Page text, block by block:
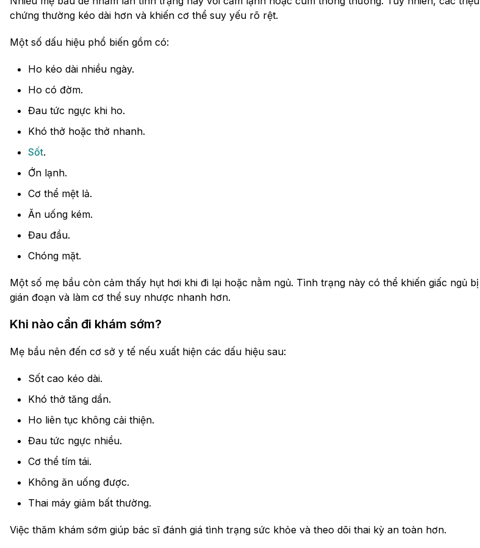
chứng thường kéo dài hơn và khiến cơ thể suy yếu rõ rệt.
Một số dấu hiệu phổ biến gồm có:
Ho kéo dài nhiều ngày.
Ho có đờm.
Đau tức ngực khi ho.
Khó thở hoặc thở nhanh.
Sốt.
Ớn lạnh.
Cơ thể mệt lả.
Ăn uống kém.
Đau đầu.
Chóng mặt.
Một số mẹ bầu còn cảm thấy hụt hơi khi đi lại hoặc nằm ngủ. Tình trạng này có thể khiến giấc ngủ bị
gián đoạn và làm cơ thể suy nhược nhanh hơn.
Khi nào cần đi khám sớm?
Mẹ bầu nên đến cơ sở y tế nếu xuất hiện các dấu hiệu sau:
Sốt cao kéo dài.
Khó thở tăng dần.
Ho liên tục không cải thiện.
Đau tức ngực nhiều.
Cơ thể tím tái.
Không ăn uống được.
Thai máy giảm bất thường.
Việc thăm khám sớm giúp bác sĩ đánh giá tình trạng sức khỏe và theo dõi thai kỳ an toàn hơn.